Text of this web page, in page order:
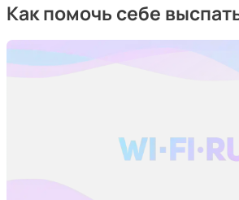
Как помочь себе